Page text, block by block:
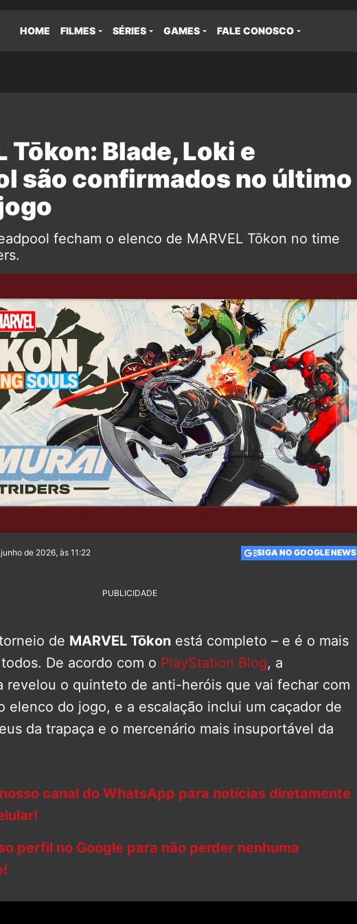
HOME FILMES SÉRIES GAMES FALE CONOSCO
Tōkon: Blade, Loki e
são confirmados no último
fecham o elenco de MARVEL Tōkon no time
de 2026, às 11:22 SIGA NO GOOGLE NEWS
PUBLICIDADE
de MARVEL Tōkon está completo – e é o mais
De acordo com o PlayStation Blog, a
revelou o quinteto de anti-heróis que vai fechar com
elenco do jogo, e a escalação inclui um caçador de
da trapaça e o mercenário mais insuportável da
canal do WhatsApp para notícias diretamente
perfil no Google para não perder nenhuma